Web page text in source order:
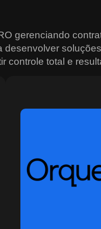
gerenciando
desenvolver soluções
controle total e
multiagência, ela
em tempo real,
eficazes. Com recursos